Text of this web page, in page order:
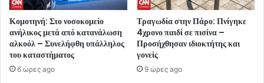
Κομοτηνή: Στο νοσοκομείο
ανήλικος μετά από κατανάλωση
αλκοόλ – Συνελήφθη υπάλληλος
του καταστήματος
6 ώρες ago
Τραγωδία στην Πάρο: Πνίγηκε
4χρονο παιδί σε πισίνα –
Προσήχθησαν ιδιοκτήτης και
γονείς
9 ώρες ago